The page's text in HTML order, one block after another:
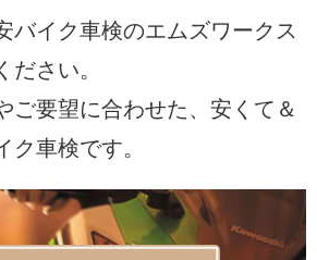
バイク車検のエムズワークス
ださい。
ご要望に合わせた、安くて＆
ク車検です。